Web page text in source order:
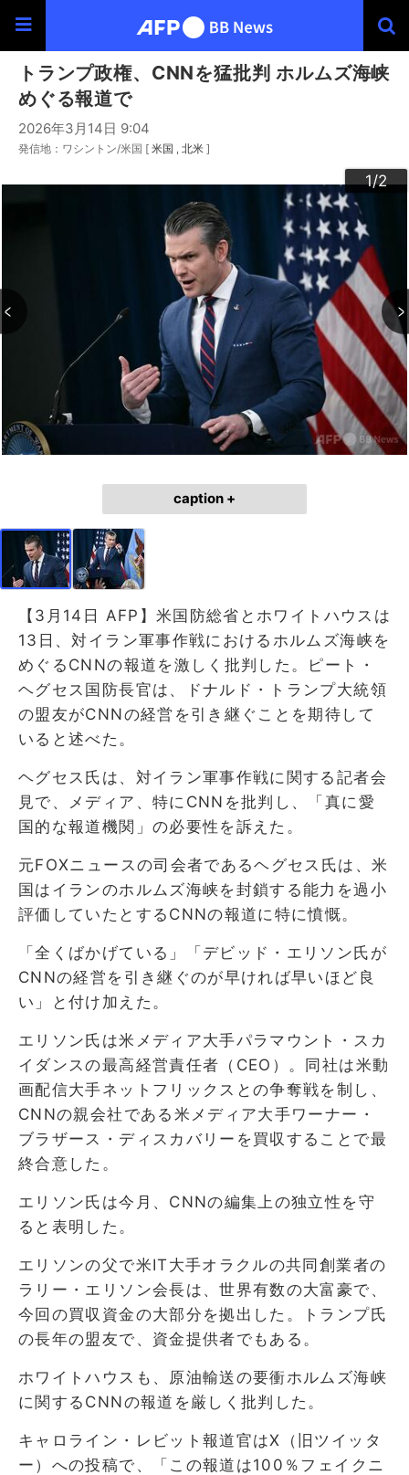
トランプ政権、CNNを猛批判 ホルムズ海峡
めぐる報道で
2026年3月14日 9:04
発信地：ワシントン/米国 [ 米国 北米 ]
1/2
2/2
caption +
【3月14日 AFP】米国防総省とホワイトハウスは
13日、対イラン軍事作戦におけるホルムズ海峡を
めぐるCNNの報道を激しく批判した。ピート・
ヘグセス国防長官は、ドナルド・トランプ大統領
の盟友がCNNの経営を引き継ぐことを期待して
いると述べた。
ヘグセス氏は、対イラン軍事作戦に関する記者会
見で、メディア、特にCNNを批判し、「真に愛
国的な報道機関」の必要性を訴えた。
元FOXニュースの司会者であるヘグセス氏は、米
国はイランのホルムズ海峡を封鎖する能力を過小
評価していたとするCNNの報道に特に憤慨。
「全くばかげている」「デビッド・エリソン氏が
CNNの経営を引き継ぐのが早ければ早いほど良
い」と付け加えた。
エリソン氏は米メディア大手パラマウント・スカ
イダンスの最高経営責任者（CEO）。同社は米動
画配信大手ネットフリックスとの争奪戦を制し、
CNNの親会社である米メディア大手ワーナー・
ブラザース・ディスカバリーを買収することで最
終合意した。
エリソン氏は今月、CNNの編集上の独立性を守
ると表明した。
エリソンの父で米IT大手オラクルの共同創業者の
ラリー・エリソン会長は、世界有数の大富豪で、
今回の買収資金の大部分を拠出した。トランプ氏
の長年の盟友で、資金提供者でもある。
ホワイトハウスも、原油輸送の要衝ホルムズ海峡
に関するCNNの報道を厳しく批判した。
キャロライン・レビット報道官はX（旧ツイッタ
ー）への投稿で、「この報道は100％フェイクニ